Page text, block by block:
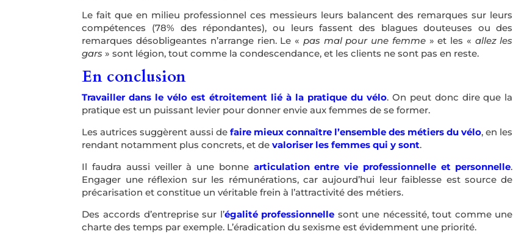
Le fait que en milieu professionnel ces messieurs leurs balancent des remarques sur leurs
compétences (78% des répondantes), ou leurs fassent des blagues douteuses ou des
remarques désobligeantes n’arrange rien. Le « pas mal pour une femme» et les « allez les
gars » sont légion, tout comme la condescendance, et les clients ne sont pas en reste.
En conclusion
Travailler dans le vélo est étroitement lié à la pratique du vélo. On peut donc dire que la
pratique est un puissant levier pour donner envie aux femmes de se former.
Les autrices suggèrent aussi defaire mieux connaître l’ensemble des métiers du vélo, en les
rendant notamment plus concrets, et devaloriser les femmes qui y sont.
Il faudra aussi veiller à une bonne articulation entre vie professionnelle et personnelle.
Engager une réflexion sur les rémunérations, car aujourd’hui leur faiblesse est source de
précarisation et constitue un véritable frein à l’attractivité des métiers.
Des accords d’entreprise sur l’égalité professionnelle sont une nécessité, tout comme une
charte des temps par exemple. L’éradication du sexisme est évidemment une priorité.